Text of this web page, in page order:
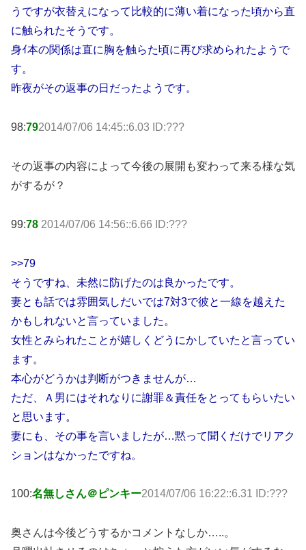
うですが衣替えになって比較的に薄い着になった頃から直
に触られたそうです。
身ｲ本の関係は直に胸を触らた頃に再び求められたようで
す。
昨夜がその返事の日だったようです。
98:792014/07/06 14:45::6.03 ID:???
その返事の内容によって今後の展開も変わって来る様な気
がするが？
99:78 2014/07/06 14:56::6.66 ID:???
>>79
そうですね、未然に防げたのは良かったです。
妻とも話では雰囲気しだいでは7対3で彼と一線を越えた
かもしれないと言っていました。
女性とみられたことが嬉しくどうにかしていたと言ってい
ます。
本心がどうかは判断がつきませんが…
ただ、Ａ男にはそれなりに謝罪＆責任をとってもらいたい
と思います。
妻にも、その事を言いましたが…黙って聞くだけでリアク
ションはなかったですね。
100:名無しさん＠ピンキー2014/07/06 16:22::6.31 ID:???
奥さんは今後どうするかコメントなしか…..。